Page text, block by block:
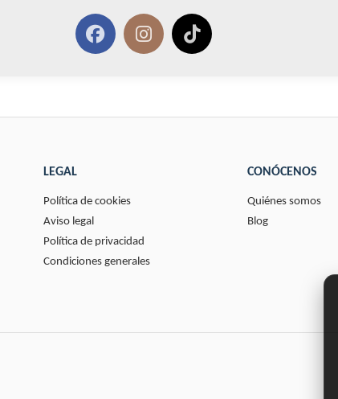
LEGAL
Política de cookies
Aviso legal
Política de privacidad
Condiciones generales
CONÓCENOS
Quiénes somos
Blog